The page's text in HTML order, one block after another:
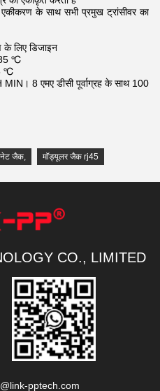
के साथ सभी प्रमुख ट्रांसीवर का
लिए डिजाइन
℃
℃
8 एमए डीसी पूर्वाग्रह के साथ 100
जैक, मॉड्यूलर जैक rj45
CO., LIMITED
pptech.com